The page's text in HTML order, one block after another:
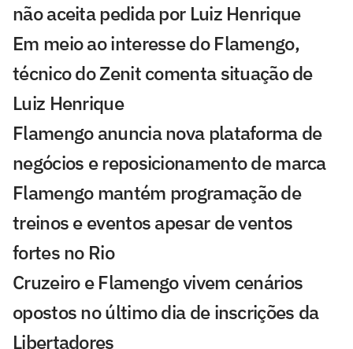
não aceita pedida por Luiz Henrique
Em meio ao interesse do Flamengo,
técnico do Zenit comenta situação de
Luiz Henrique
Flamengo anuncia nova plataforma de
negócios e reposicionamento de marca
Flamengo mantém programação de
treinos e eventos apesar de ventos
fortes no Rio
Cruzeiro e Flamengo vivem cenários
opostos no último dia de inscrições da
Libertadores